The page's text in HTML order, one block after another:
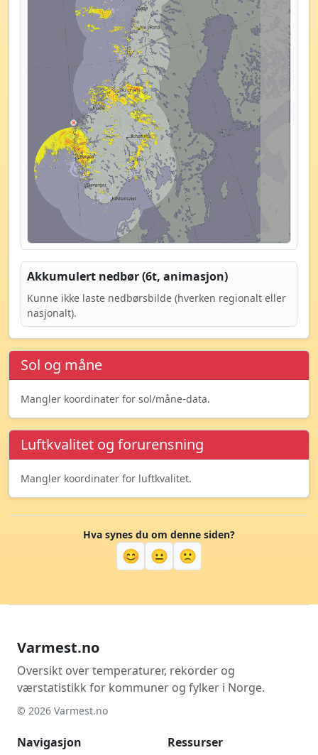
Akkumulert nedbør (6t, animasjon)
Kunne ikke laste nedbørsbilde (hverken regionalt eller
nasjonalt).
Sol og måne
Mangler koordinater for sol/måne-data.
Luftkvalitet og forurensning
Mangler koordinater for luftkvalitet.
Hva synes du om denne siden?
😊 😐 🙁
Varmest.no
Oversikt over temperaturer, rekorder og
værstatistikk for kommuner og fylker i Norge.
© 2026 Varmest.no
Navigasjon
Ressurser